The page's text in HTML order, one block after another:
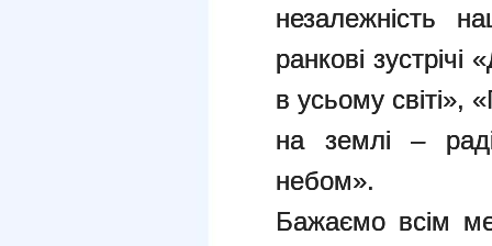
незалежність
ранкові
в усьому
на землі –
небом».
Бажаємо всім